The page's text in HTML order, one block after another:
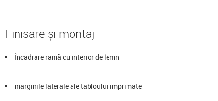
Finisare și montaj
Încadrare ramă cu interior de lemn
marginile laterale ale tabloului imprimate